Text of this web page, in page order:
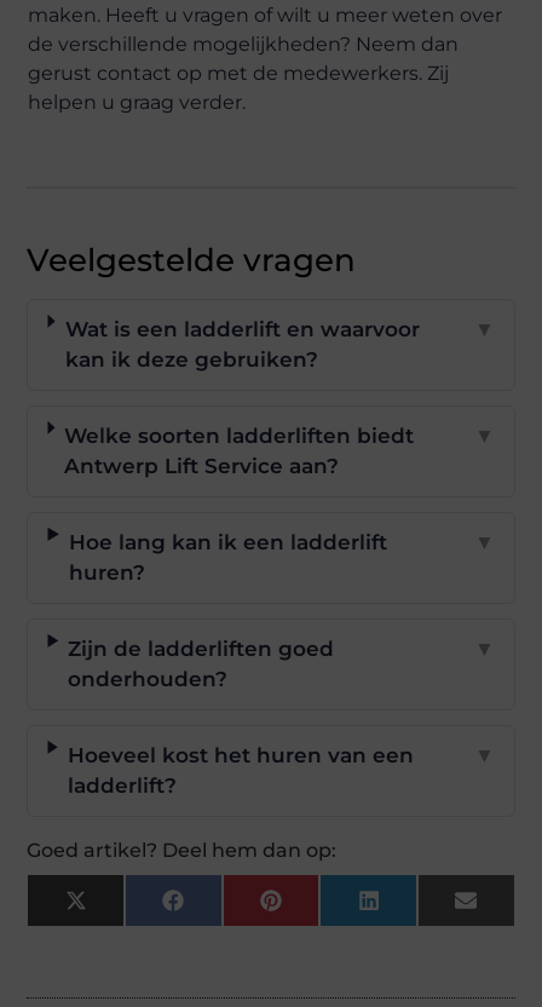
maken. Heeft u vragen of wilt u meer weten over
de verschillende mogelijkheden? Neem dan
gerust contact op met de medewerkers. Zij
helpen u graag verder.
Veelgestelde vragen
Wat is een ladderlift en waarvoor
kan ik deze gebruiken?
▼
Welke soorten ladderliften biedt
Antwerp Lift Service aan?
▼
Hoe lang kan ik een ladderlift
huren?
▼
Zijn de ladderliften goed
onderhouden?
▼
Hoeveel kost het huren van een
ladderlift?
▼
Goed artikel? Deel hem dan op:
X
(Twitter)
FacebookPinterestLinkedInEmail